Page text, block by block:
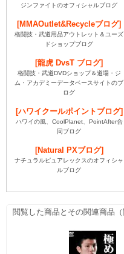
ジンファイトのオフィシャルブログ
[MMAOutlet&Recycleブログ]
格闘技・武道用品アウトレット＆ユーズ
ドショップブログ
[龍虎 DvsT ブログ]
格闘技・武道DVDショップ＆道場・ジ
ム・アカデミーデータベースサイトのブ
ログ
[ハワイクールポイントブログ]
ハワイの風、CoolPlanet、PointAfter合
同ブログ
[Natural PXブログ]
ナチュラルピュアレックスのオフィシャ
ルブログ